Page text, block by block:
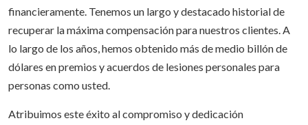
financieramente. Tenemos un largo y destacado historial de
recuperar la máxima compensación para nuestros clientes. A
lo largo de los años, hemos obtenido más de medio billón de
dólares en premios y acuerdos de lesiones personales para
personas como usted.
Atribuimos este éxito al compromiso y dedicación